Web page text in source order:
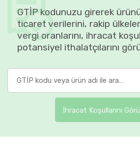
GTİP kodunuzu girerek
ticaret verilerini, rakip
vergi oranlarını, ihracat
potansiyel ithalatçılarını
İhracat Koşullarını